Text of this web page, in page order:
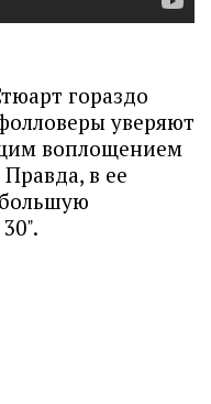
гораздо
уверяют
воплощением
в ее